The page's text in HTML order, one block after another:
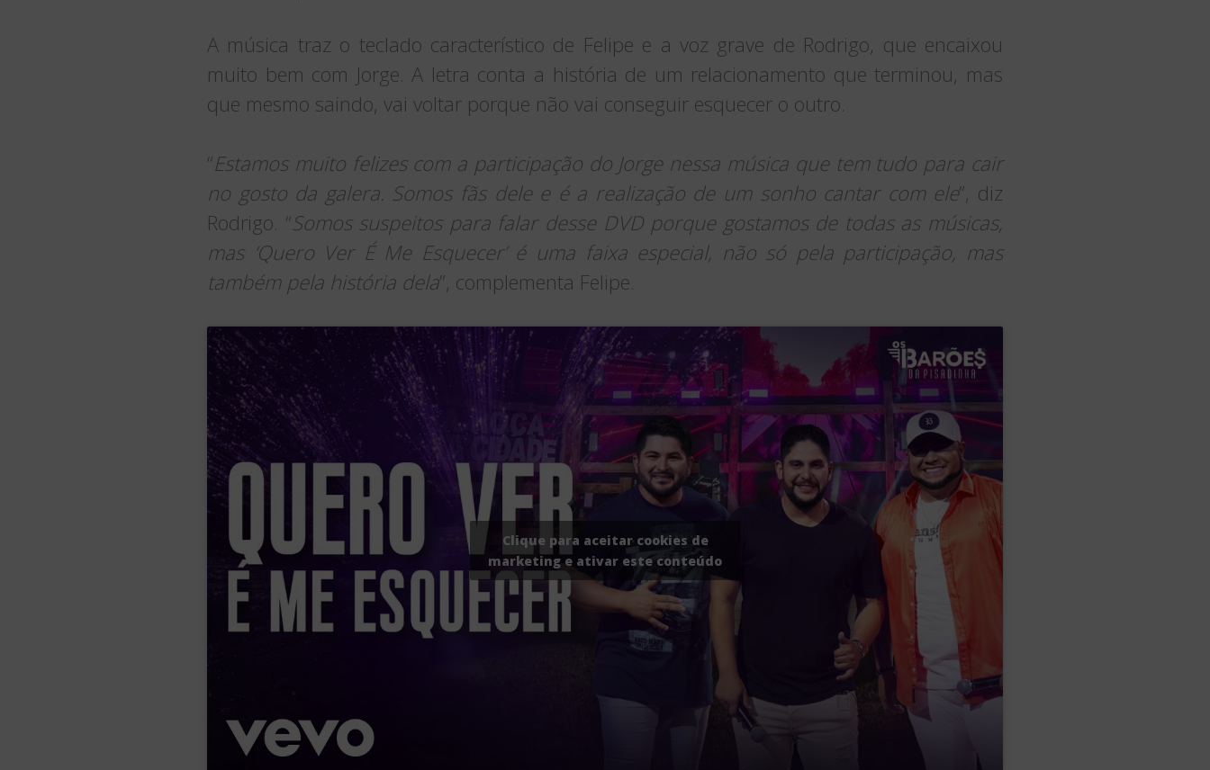
A música traz o teclado característico de Felipe e a voz grave de Rodrigo, que encaixou
muito bem com Jorge. A letra conta a história de um relacionamento que terminou, mas
que mesmo saindo, vai voltar porque não vai conseguir esquecer o outro.
“Estamos muito felizes com a participação do Jorge nessa música que tem tudo para cair
no gosto da galera. Somos fãs dele e é a realização de um sonho cantar com ele”, diz
Rodrigo. “Somos suspeitos para falar desse DVD porque gostamos de todas as músicas,
mas ‘Quero Ver É Me Esquecer’ é uma faixa especial, não só pela participação, mas
também pela história dela”, complementa Felipe.
Clique para aceitar cookies de
marketing e ativar este conteúdo